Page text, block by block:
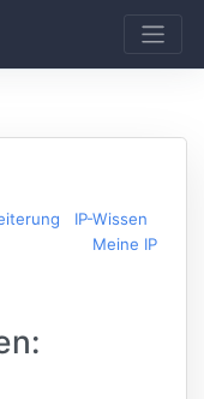
IP-Wissen
Meine IP